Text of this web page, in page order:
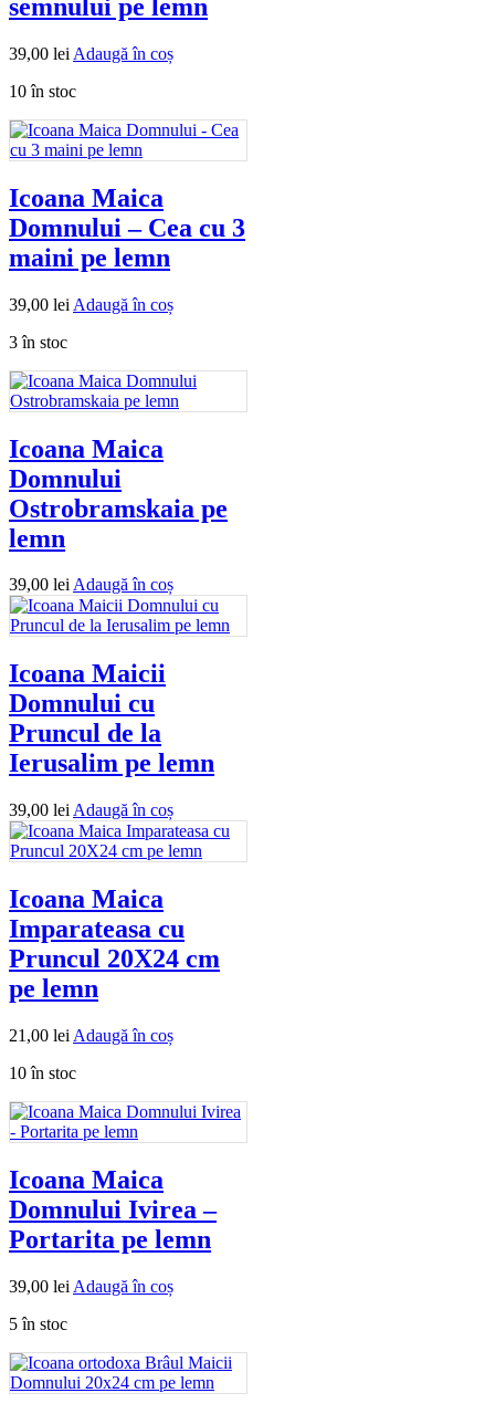
semnului pe lemn
39,00 lei Adaugă în coș
10 în stoc
Icoana Maica
Domnului – Cea cu 3
maini pe lemn
39,00 lei Adaugă în coș
3 în stoc
Icoana Maica
Domnului
Ostrobramskaia pe
lemn
39,00 leiAdaugă în coș
Icoana Maicii
Domnului cu
Pruncul de la
Ierusalim pe lemn
39,00 lei Adaugă în coș
Icoana Maica
Imparateasa cu
Pruncul 20X24 cm
pe lemn
21,00 lei Adaugă în coș
10 în stoc
Icoana Maica
Domnului Ivirea –
Portarita pe lemn
39,00 lei Adaugă în coș
5 în stoc